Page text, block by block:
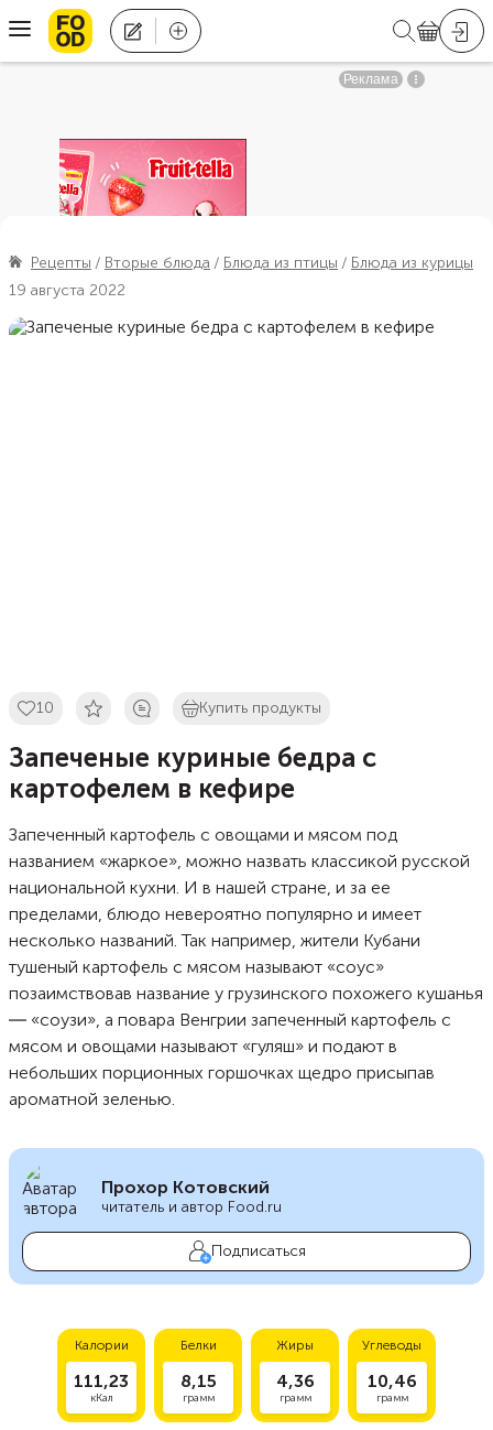
Рецепты Вторые блюда Блюда из птицы
Блюда из курицы
19 августа 2022
10 Купить продукты
Запеченые куриные бедра с
картофелем в кефире
Запеченный картофель с овощами и мясом под
названием «жаркое», можно назвать классикой русской
национальной кухни. И в нашей стране, и за ее
пределами, блюдо невероятно популярно и имеет
несколько названий. Так например, жители Кубани
тушеный картофель с мясом называют «соус»
позаимствовав название у грузинского похожего кушанья
― «соузи», а повара Венгрии запеченный картофель с
мясом и овощами называют «гуляш» и подают в
небольших порционных горшочках щедро присыпав
ароматной зеленью.
Прохор Котовский
читатель и автор Food.ru
Подписаться
Калории
111,23
кКал
Белки
8,15
грамм
Жиры
4,36
грамм
Углеводы
10,46
грамм